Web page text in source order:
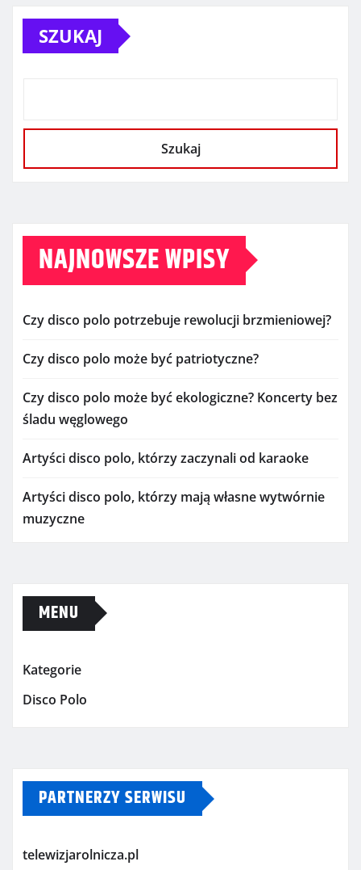
SZUKAJ
Szukaj
NAJNOWSZE WPISY
Czy disco polo potrzebuje rewolucji brzmieniowej?
Czy disco polo może być patriotyczne?
Czy disco polo może być ekologiczne? Koncerty bez
śladu węglowego
Artyści disco polo, którzy zaczynali od karaoke
Artyści disco polo, którzy mają własne wytwórnie
muzyczne
MENU
Kategorie
Disco Polo
PARTNERZY SERWISU
telewizjarolnicza.pl